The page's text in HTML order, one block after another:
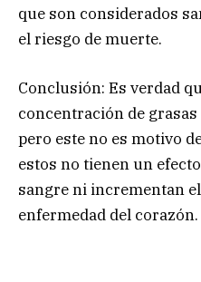
que son considerados
el riesgo de muerte.
Conclusión: Es verdad
concentración de
pero este no es motivo
estos no tienen un
sangre ni incrementan
enfermedad del corazón.